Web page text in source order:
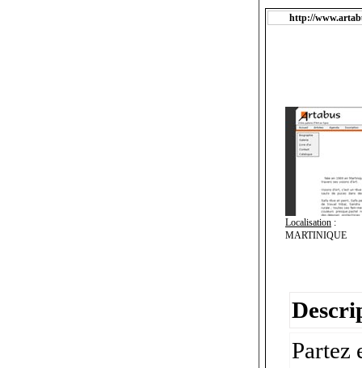
http://
Localisation :
MARTINIQUE
Partez